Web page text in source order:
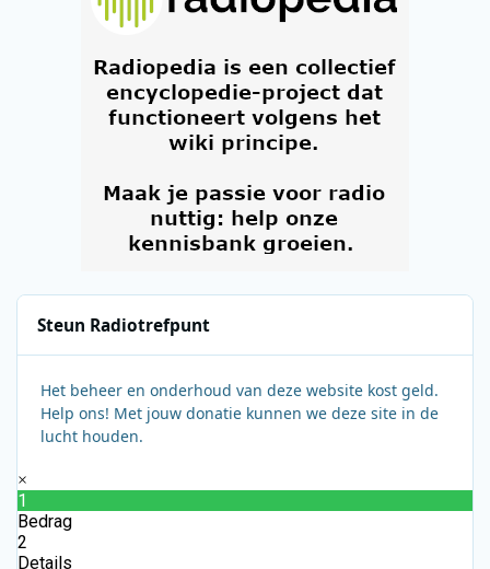
Steun Radiotrefpunt
Het beheer en onderhoud van deze website kost geld.
Help ons! Met jouw donatie kunnen we deze site in de
lucht houden.